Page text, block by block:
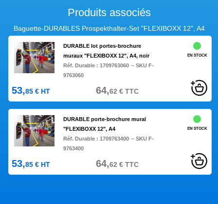
Produits associés
Baguette-DURABLES Prospekthalter-Set "FLEXIBOXX 12", A4
DURABLE lot portes-brochure
muraux "FLEXIBOXX 12", A4, noir
Réf. Durable :1709763060 – SKU F-
9763060
EN STOCK
53,85 € HT 64,62 €TTC
DURABLE porte-brochure mural
"FLEXIBOXX 12", A4
Réf. Durable :1709763400 – SKU F-
9763400
EN STOCK
53,85 € HT 64,62 €TTC